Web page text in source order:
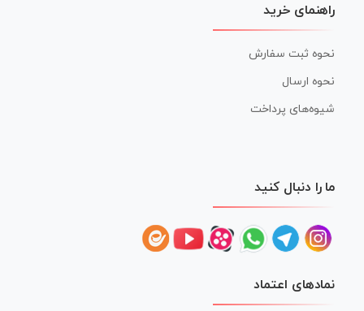
راهنمای خرید
نحوه ثبت سفارش
نحوه ارسال
شیوه‌های پرداخت
ما را دنبال کنید
نمادهای اعتماد